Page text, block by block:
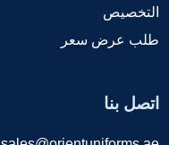
التخصيص
طلب عرض سعر
اتصل بنا